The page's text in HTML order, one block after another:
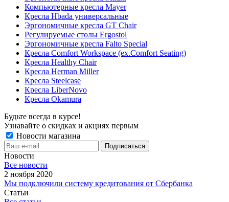
Компьютерные кресла Mayer
Кресла Hbada универсальные
Эргономичные кресла GT Chair
Регулируемые столы Ergostol
Эргономичные кресла Falto Special
Кресла Comfort Workspace (ex.Comfort Seating)
Кресла Healthy Chair
Кресла Herman Miller
Кресла Steelcase
Кресла LiberNovo
Кресла Okamura
Будьте всегда в курсе!
Узнавайте о скидках и акциях первым
Новости магазина
Новости
Все новости
2 ноября 2020
Мы подключили систему кредитования от Сбербанка
Статьи